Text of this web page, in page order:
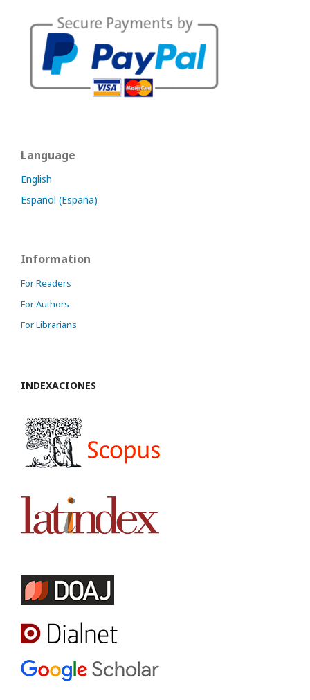
Language
English
Español (España)
Information
For Readers
For Authors
For Librarians
INDEXACIONES